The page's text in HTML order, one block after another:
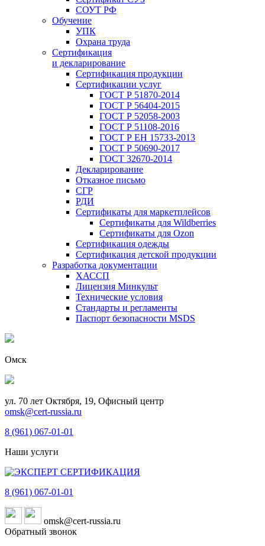
СОУТ РФ
Обучение
УПК
Охрана труда
Сертификация
и декларирование
Сертификация продукции
Сертификации услуг
ГОСТ Р 51870-2014
ГОСТ Р 56404-2015
ГОСТ Р 52058-2003
ГОСТ Р 51108-2016
ГОСТ Р ЕН 15733-2013
ГОСТ Р 50690-2017
ГОСТ 32670-2014
Декларирование
Отказное письмо
СГР
РДИ
Сертификаты для маркетплейсов
Сертификаты для Wildberries
Сертификаты для Ozon
Сертификация одежды
Сертификация детской продукции
Разработка документации
ХАССП
Лицензия Минкульт
Технические условия
Стандарты и регламенты
Паспорт безопасности MSDS
Омск
ул. 70 лет Октября, 19, Офисный центр
omsk@cert-russia.ru
8 (961) 067-01-01
Наши услуги
8 (961) 067-01-01
omsk@cert-russia.ru
Обратный звонок